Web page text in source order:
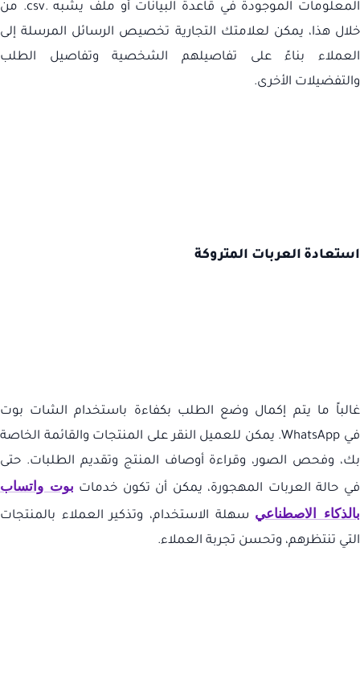
المعلومات الموجودة في قاعدة البيانات أو ملف يشبه .csv. من
خلال هذا، يمكن لعلامتك التجارية تخصيص الرسائل المرسلة إلى
العملاء بناءً على تفاصيلهم الشخصية وتفاصيل الطلب
والتفضيلات الأخرى.
استعادة العربات المتروكة
غالباً ما يتم إكمال وضع الطلب بكفاءة باستخدام الشات بوت
في WhatsApp. يمكن للعميل النقر على المنتجات والقائمة الخاصة
بك، وفحص الصور، وقراءة أوصاف المنتج وتقديم الطلبات. حتى
في حالة العربات المهجورة، يمكن أن تكون خدمات بوت واتساب
بالذكاء الاصطناعيسهلة الاستخدام، وتذكير العملاء بالمنتجات
التي تنتظرهم، وتحسن تجربة العملاء.